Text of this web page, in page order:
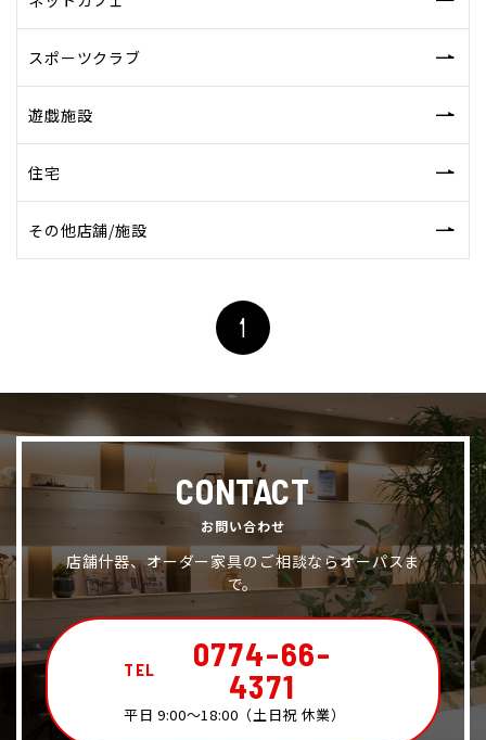
スポーツクラブ
遊戯施設
住宅
その他店舗/施設
CONTACT
お問い合わせ
店舗什器、オーダー家具のご相談ならオーパスま
で。
TEL
0774-66-
4371
平日 9:00～18:00（土日祝 休業）